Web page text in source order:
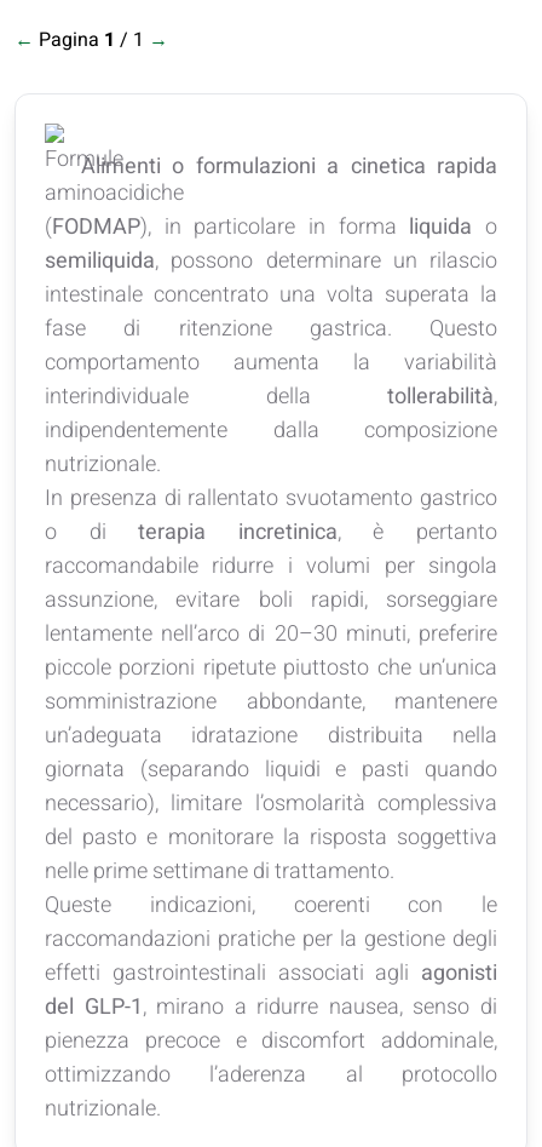
← Pagina 1 / 1 →
Alimenti o formulazioni a cinetica rapida
(FODMAP), in particolare in forma liquida o
semiliquida, possono determinare un rilascio
intestinale concentrato una volta superata la
fase di ritenzione gastrica. Questo
comportamento aumenta la variabilità
interindividuale della tollerabilità,
indipendentemente dalla composizione
nutrizionale.
In presenza di rallentato svuotamento gastrico
o diterapia incretinica, è pertanto
raccomandabile ridurre i volumi per singola
assunzione, evitare boli rapidi, sorseggiare
lentamente nell’arco di 20–30 minuti, preferire
piccole porzioni ripetute piuttosto che un’unica
somministrazione abbondante, mantenere
un’adeguata idratazione distribuita nella
giornata (separando liquidi e pasti quando
necessario), limitare l’osmolarità complessiva
del pasto e monitorare la risposta soggettiva
nelle prime settimane di trattamento.
Queste indicazioni, coerenti con le
raccomandazioni pratiche per la gestione degli
effetti gastrointestinali associati agli agonisti
del GLP-1, mirano a ridurre nausea, senso di
pienezza precoce e discomfort addominale,
ottimizzando l’aderenza al protocollo
nutrizionale.